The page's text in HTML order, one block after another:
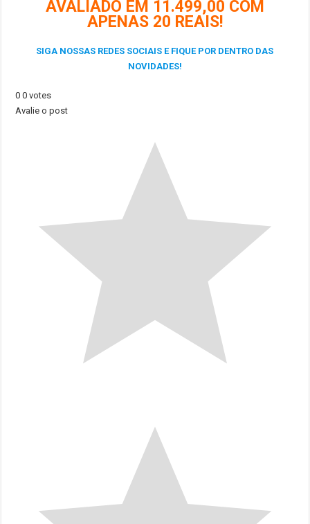
AVALIADO EM 11.499,00 COM
APENAS 20 REAIS!
SIGA NOSSAS REDES SOCIAIS E FIQUE POR DENTRO DAS
NOVIDADES!
0 0 votes
Avalie o post